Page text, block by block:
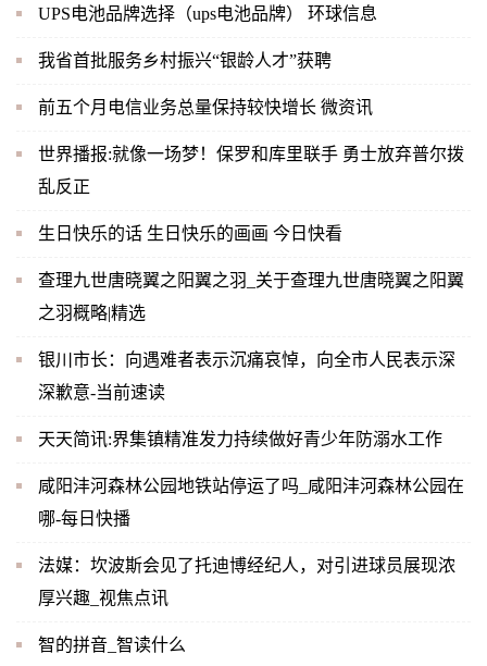
UPS电池品牌选择（ups电池品牌） 环球信息
我省首批服务乡村振兴“银龄人才”获聘
前五个月电信业务总量保持较快增长 微资讯
世界播报:就像一场梦！保罗和库里联手 勇士放弃普尔拨
乱反正
生日快乐的话 生日快乐的画画 今日快看
查理九世唐晓翼之阳翼之羽_关于查理九世唐晓翼之阳翼
之羽概略|精选
银川市长：向遇难者表示沉痛哀悼，向全市人民表示深
深歉意-当前速读
天天简讯:界集镇精准发力持续做好青少年防溺水工作
咸阳沣河森林公园地铁站停运了吗_咸阳沣河森林公园在
哪-每日快播
法媒：坎波斯会见了托迪博经纪人，对引进球员展现浓
厚兴趣_视焦点讯
智的拼音_智读什么